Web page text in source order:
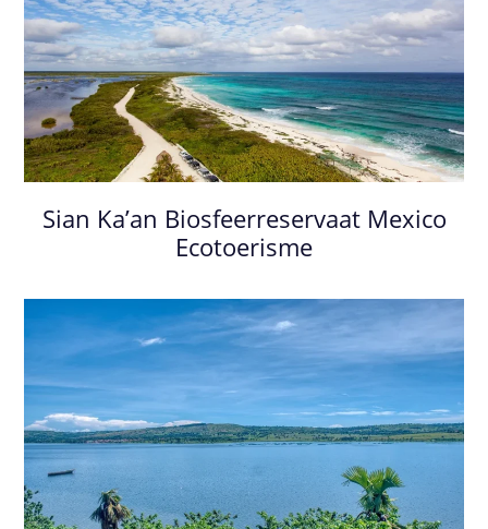
Sian Ka’an Biosfeerreservaat Mexico
Ecotoerisme